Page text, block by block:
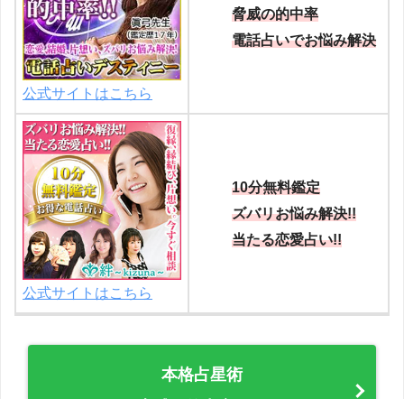
公式サイトはこちら
脅威の的中率
電話占いでお悩み解決
公式サイトはこちら
10分無料鑑定
ズバリお悩み解決!!
当たる恋愛占い!!
本格占星術